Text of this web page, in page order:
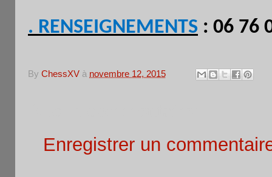
. RENSEIGNEMENTS :
By ChessXV à novembre 12, 2015
Enregistrer un